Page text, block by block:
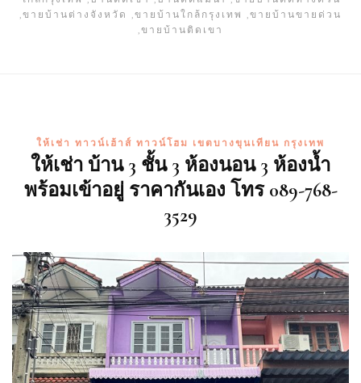
,ขายบ้านต่างจังหวัด ,ขายบ้านใกล้กรุงเทพ ,ขายบ้านขายด่วน
,ขายบ้านติดเขา
ให้เช่า ทาวน์เฮ้าส์ ทาวน์โฮม เขตบางขุนเทียน กรุงเทพ
ให้เช่า บ้าน 3 ชั้น 3 ห้องนอน 3 ห้องน้ำ
พร้อมเข้าอยู่ ราคากันเอง โทร 089-768-
3529